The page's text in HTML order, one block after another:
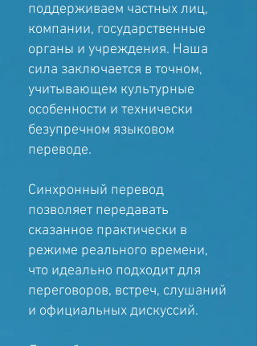
поддерживаем частных лиц,
компании, государственные
органы и учреждения. Наша
сила заключается в точном,
учитывающем культурные
особенности и технически
безупречном языковом
переводе.
Синхронный перевод
позволяет передавать
сказанное практически в
режиме реального времени,
что идеально подходит для
переговоров, встреч, слушаний
и официальных дискуссий.